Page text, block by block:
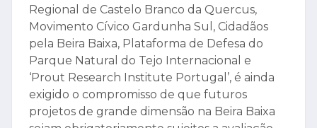
Regional de Castelo Branco da Quercus,
Movimento Cívico Gardunha Sul, Cidadãos
pela Beira Baixa, Plataforma de Defesa do
Parque Natural do Tejo Internacional e
‘Prout Research Institute Portugal’, é ainda
exigido o compromisso de que futuros
projetos de grande dimensão na Beira Baixa